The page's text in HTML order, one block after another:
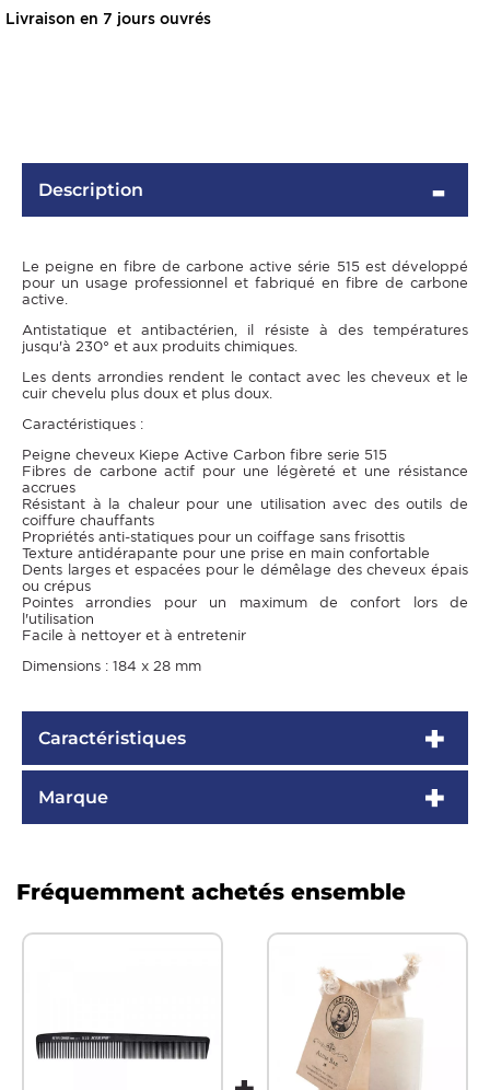
Livraison en 7 jours ouvrés
Description
Le peigne en fibre de carbone active série 515 est développé
pour un usage professionnel et fabriqué en fibre de carbone
active.
Antistatique et antibactérien, il résiste à des températures
jusqu'à 230° et aux produits chimiques.
Les dents arrondies rendent le contact avec les cheveux et le
cuir chevelu plus doux et plus doux.
Caractéristiques :
Peigne cheveux Kiepe Active Carbon fibre serie 515
Fibres de carbone actif pour une légèreté et une résistance
accrues
Résistant à la chaleur pour une utilisation avec des outils de
coiffure chauffants
Propriétés anti-statiques pour un coiffage sans frisottis
Texture antidérapante pour une prise en main confortable
Dents larges et espacées pour le démêlage des cheveux épais
ou crépus
Pointes arrondies pour un maximum de confort lors de
l'utilisation
Facile à nettoyer et à entretenir
Dimensions : 184 x 28 mm
Caractéristiques
Marque
Fréquemment achetés ensemble